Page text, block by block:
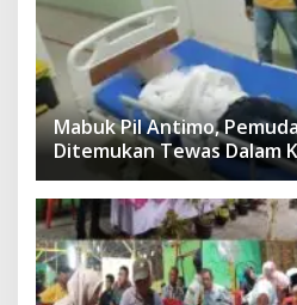
Mabuk Pil Antimo,
Ditemukan Tewas Dalam